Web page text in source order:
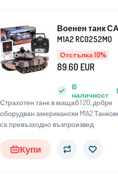
Отстъпка 10%
Военен танк
M1A2 RC0252MO
Страхотен танк в мащаб 1:20, добре
оборудван американски M1A2 Танковете
са превъзходно възпроизвед
В
наличност
1
89.60 EUR
Купи